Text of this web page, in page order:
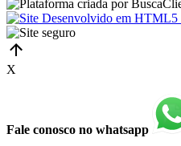
X
Fale conosco no whatsapp